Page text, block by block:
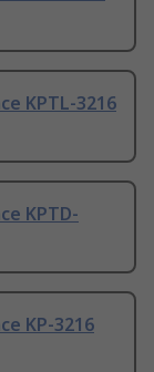
KPTL-3216
KPTD-
KP-3216